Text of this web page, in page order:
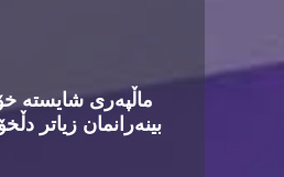
ماڵپه‌ری شایسته‌
بینه‌رانمان زیاتر